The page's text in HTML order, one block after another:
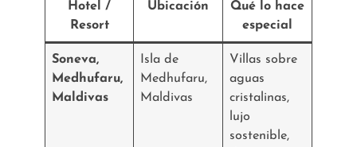
Hotel /
Resort
Ubicación
Qué lo hace
especial
Soneva,
Medhufaru,
Maldivas
Isla de
Medhufaru,
Maldivas
Villas sobre
aguas
cristalinas,
lujo
sostenible,